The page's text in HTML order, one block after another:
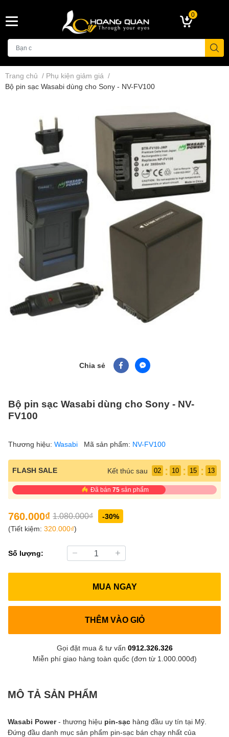
0
Trang chủ / Phụ kiện giảm giá /
Bộ pin sạc Wasabi dùng cho Sony - NV-FV100
Chia sẻ
Bộ pin sạc Wasabi dùng cho Sony - NV-
FV100
Thương hiệu: Wasabi Mã sản phẩm: NV-FV100
FLASH SALE Kết thúc sau 02 : 10 : 15 : 12
Đã bán 75sản phẩm
760.000₫ 1.080.000₫
-30%
(Tiết kiệm: 320.000₫)
Số lượng:
MUA NGAY
THÊM VÀO GIỎ
Gọi đặt mua & tư vấn 0912.326.326
Miễn phí giao hàng toàn quốc (đơn từ 1.000.000đ)
MÔ TẢ SẢN PHẨM
Wasabi Power- thương hiệu pin-sạc hàng đầu uy tín tại Mỹ.
Đứng đầu danh mục sản phẩm pin-sạc bán chạy nhất của